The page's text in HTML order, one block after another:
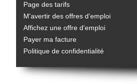
Page des tarifs
M'avertir des offres d'emploi
Affichez une offre d'emploi
Payer ma facture
Politique de confidentialité